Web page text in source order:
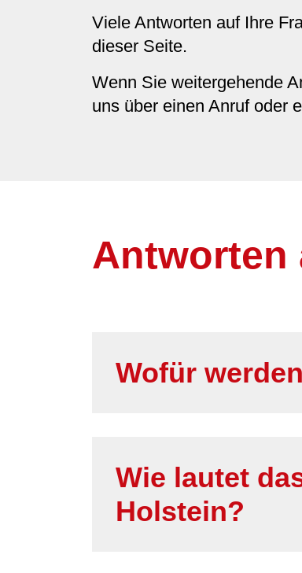
Viele Antworten auf Ihre
dieser Seite.
Wenn Sie weitergehende
uns über einen Anruf oder
Antworten
Wofür
Wie lautet
Holstein?